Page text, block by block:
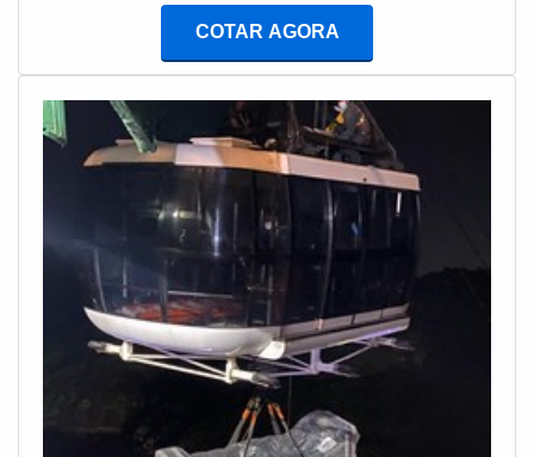
qualificada, encontra o site da Lufetec Engenharia &
Energia. Com grande expressão de mercado quando o
assunto é tanque combustível em aço carbono e
instalação gerador de energia, garantindo a satisfação
da venda à entrega final, com foco total na
qualidade.Não obstante, quando falamos em
manutenção preventiva geradores de energia elétrica,
sempre deve-se buscar uma empresa que tenha
produtos e serviços com ótima qualidade e excelente
custo-benefício, pontos importantes que ficam de fora
no planejamento de empresas que visam apenas o
lucro, deixando a desejar nos outros fatores.É
importante lembrar que o serviço deve sempre ser
prestado por empresas especializadas no segmento.
COTAR AGORA